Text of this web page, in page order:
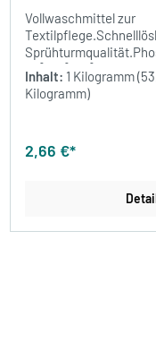
Vollwaschmittel zur
30°-60°-95°,10 kg /
Inhalt: 1 Kilogramm
Kilogramm)
2,66 €*